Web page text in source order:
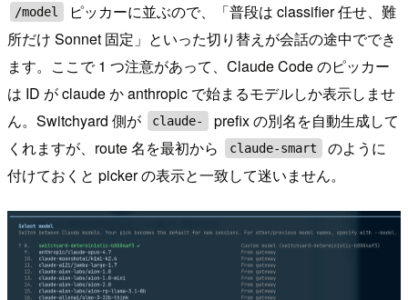
/model
ピッカーに並ぶので、「普段は classifier 任せ、難
所だけ Sonnet 固定」といった切り替えが会話の途中ででき
ます。ここで 1 つ注意があって、Claude Code のピッカー
は ID が claude か anthropic で始まるモデルしか表示しませ
ん。Switchyard 側が
claude-
prefix の別名を自動生成して
くれますが、route 名を最初から
claude-smart
のように
付けておくと picker の表示と一致して迷いません。